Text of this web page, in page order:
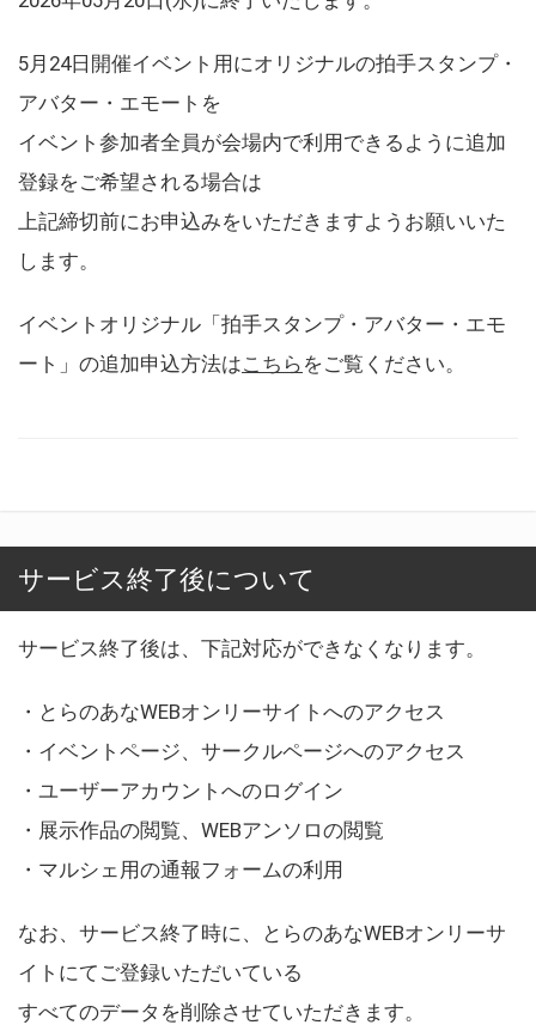
5月24日開催イベント用にオリジナルの拍手スタンプ・
アバター・エモートを
イベント参加者全員が会場内で利用できるように追加
登録をご希望される場合は
上記締切前にお申込みをいただきますようお願いいた
します。
イベントオリジナル「拍手スタンプ・アバター・エモ
ート」の追加申込方法はこちら をご覧ください。
サービス終了後について
サービス終了後は、下記対応ができなくなります。
・とらのあなWEBオンリーサイトへのアクセス
・イベントページ、サークルページへのアクセス
・ユーザーアカウントへのログイン
・展示作品の閲覧、WEBアンソロの閲覧
・マルシェ用の通報フォームの利用
なお、サービス終了時に、とらのあなWEBオンリーサ
イトにてご登録いただいている
すべてのデータを削除させていただきます。